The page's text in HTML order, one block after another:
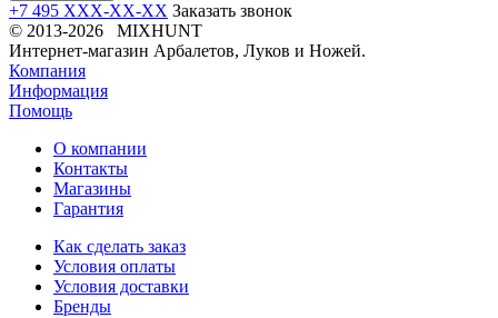
+7 495 XXX-XX-XX Заказать звонок
© 2013-2026 MIXHUNT
Интернет-магазин Арбалетов, Луков и Ножей.
Компания
Информация
Помощь
О компании
Контакты
Магазины
Гарантия
Как сделать заказ
Условия оплаты
Условия доставки
Бренды